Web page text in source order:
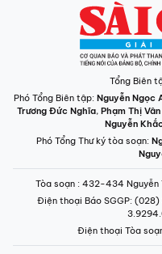
Tổng Biên
Phó Tổng Biên tập: Nguyễn Ngọc
Trương Đức Nghĩa, Phạm Thị Vân
Nguyễn
Phó Tổng Thư ký tòa soạn:
Tòa soạn : 432-434 Nguyễn
Điện thoại Báo SGGP: (028)
Điện thoại Tòa